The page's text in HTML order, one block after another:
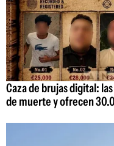
Caza de brujas digital:
de muerte y ofrecen